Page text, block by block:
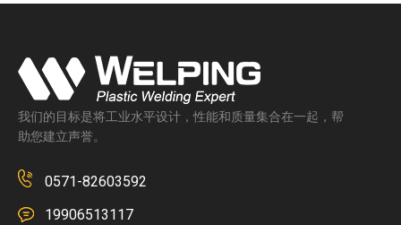
我们的目标是将工业水平设计，性能和质量集合在一起，帮
助您建立声誉。
0571-82603592
19906513117